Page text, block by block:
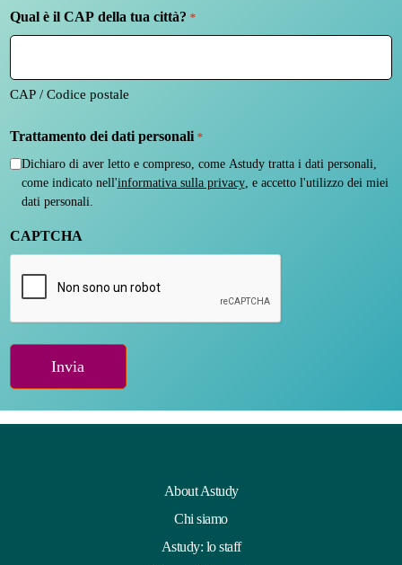
Qual è il CAP della tua città? *
CAP / Codice postale
Trattamento dei dati personali *
Dichiaro di aver letto e compreso, come Astudy tratta i dati personali,
come indicato nell'informativa sulla privacy, e accetto l'utilizzo dei miei
dati personali.
CAPTCHA
About Astudy
Chi siamo
Astudy: lo staff